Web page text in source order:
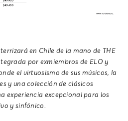
en Chile de la mano de THE
por exmiembros de ELO y
el virtuosismo de sus músicos, la
y una colección de clásicos
experiencia excepcional para los
y sinfónico.